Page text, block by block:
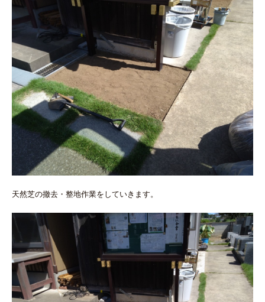
天然芝の撤去・整地作業をしていきます。